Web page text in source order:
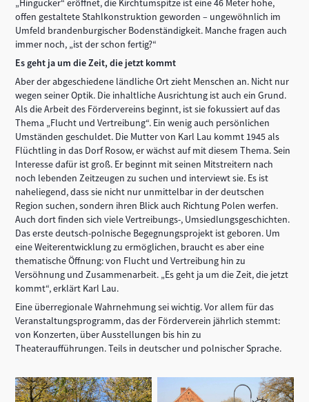
„Hingucker“ eröffnet, die Kirchtumspitze ist eine 46 Meter hohe,
offen gestaltete Stahlkonstruktion geworden – ungewöhnlich im
Umfeld brandenburgischer Bodenständigkeit. Manche fragen auch
immer noch, „ist der schon fertig?“
Es geht ja um die Zeit, die jetzt kommt
Aber der abgeschiedene ländliche Ort zieht Menschen an. Nicht nur
wegen seiner Optik. Die inhaltliche Ausrichtung ist auch ein Grund.
Als die Arbeit des Fördervereins beginnt, ist sie fokussiert auf das
Thema „Flucht und Vertreibung“. Ein wenig auch persönlichen
Umständen geschuldet. Die Mutter von Karl Lau kommt 1945 als
Flüchtling in das Dorf Rosow, er wächst auf mit diesem Thema. Sein
Interesse dafür ist groß. Er beginnt mit seinen Mitstreitern nach
noch lebenden Zeitzeugen zu suchen und interviewt sie. Es ist
naheliegend, dass sie nicht nur unmittelbar in der deutschen
Region suchen, sondern ihren Blick auch Richtung Polen werfen.
Auch dort finden sich viele Vertreibungs-, Umsiedlungsgeschichten.
Das erste deutsch-polnische Begegnungsprojekt ist geboren. Um
eine Weiterentwicklung zu ermöglichen, braucht es aber eine
thematische Öffnung: von Flucht und Vertreibung hin zu
Versöhnung und Zusammenarbeit. „Es geht ja um die Zeit, die jetzt
kommt“, erklärt Karl Lau.
Eine überregionale Wahrnehmung sei wichtig. Vor allem für das
Veranstaltungsprogramm, das der Förderverein jährlich stemmt:
von Konzerten, über Ausstellungen bis hin zu
Theateraufführungen. Teils in deutscher und polnischer Sprache.